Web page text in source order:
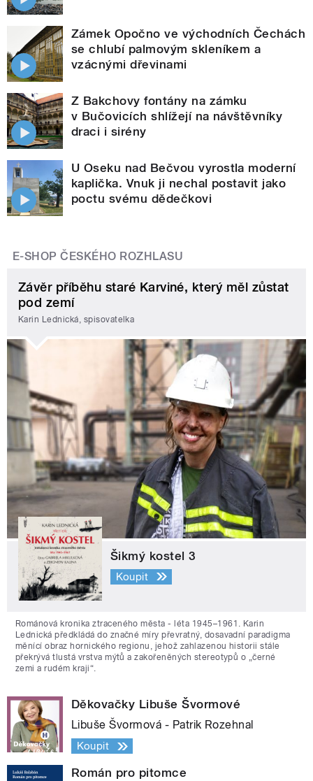
Zámek Opočno ve východních Čechách
se chlubí palmovým skleníkem a
vzácnými dřevinami
Z Bakchovy fontány na zámku
v Bučovicích shlížejí na návštěvníky
draci i sirény
U Oseku nad Bečvou vyrostla moderní
kaplička. Vnuk ji nechal postavit jako
poctu svému dědečkovi
E-SHOP ČESKÉHO ROZHLASU
Závěr příběhu staré Karviné, který měl zůstat
pod zemí
Karin Lednická, spisovatelka
Šikmý kostel 3
Koupit
Románová kronika ztraceného města - léta 1945–1961. Karin
Lednická předkládá do značné míry převratný, dosavadní paradigma
měnící obraz hornického regionu, jehož zahlazenou historii stále
překrývá tlustá vrstva mýtů a zakořeněných stereotypů o „černé
zemi a rudém kraji“.
Děkovačky Libuše Švormové
Libuše Švormová - Patrik Rozehnal
Koupit
Román pro pitomce